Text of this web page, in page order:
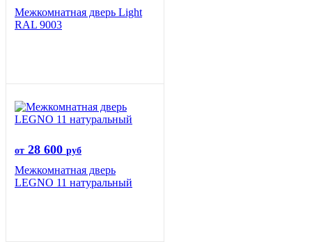
Межкомнатная дверь Light
RAL 9003
от 28 600 руб
Межкомнатная дверь
LEGNO 11 натуральный